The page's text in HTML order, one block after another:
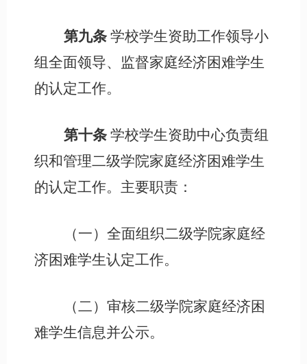
第九条 学校学生资助工作领导小
组全面领导、监督家庭经济困难学生
的认定工作。
第十条 学校学生资助中心负责组
织和管理二级学院家庭经济困难学生
的认定工作。主要职责：
（一）全面组织二级学院家庭经
济困难学生认定工作。
（二）审核二级学院家庭经济困
难学生信息并公示。